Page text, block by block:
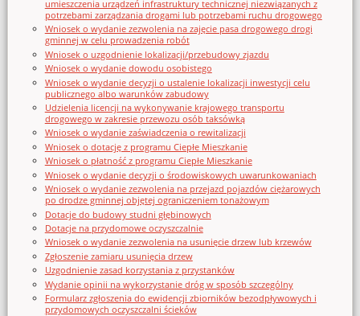
umieszczenia urządzeń infrastruktury technicznej niezwiązanych z
potrzebami zarządzania drogami lub potrzebami ruchu drogowego
Wniosek o wydanie zezwolenia na zajęcie pasa drogowego drogi
gminnej w celu prowadzenia robót
Wniosek o uzgodnienie lokalizacji/przebudowy zjazdu
Wniosek o wydanie dowodu osobistego
Wniosek o wydanie decyzji o ustalenie lokalizacji inwestycji celu
publicznego albo warunków zabudowy
Udzielenia licencji na wykonywanie krajowego transportu
drogowego w zakresie przewozu osób taksówką
Wniosek o wydanie zaświadczenia o rewitalizacji
Wniosek o dotację z programu Ciepłe Mieszkanie
Wniosek o płatność z programu Ciepłe Mieszkanie
Wniosek o wydanie decyzji o środowiskowych uwarunkowaniach
Wniosek o wydanie zezwolenia na przejazd pojazdów ciężarowych
po drodze gminnej objętej ograniczeniem tonażowym
Dotacje do budowy studni głębinowych
Dotacje na przydomowe oczyszczalnie
Wniosek o wydanie zezwolenia na usunięcie drzew lub krzewów
Zgłoszenie zamiaru usunięcia drzew
Uzgodnienie zasad korzystania z przystanków
Wydanie opinii na wykorzystanie dróg w sposób szczególny
Formularz zgłoszenia do ewidencji zbiorników bezodpływowych i
przydomowych oczyszczalni ścieków